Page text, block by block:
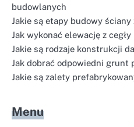
budowlanych
Jakie są etapy budowy
Jak wykonać elewację z
Jakie są rodzaje konstrukcji
Jak dobrać odpowiedni grunt
Jakie są zalety
Menu